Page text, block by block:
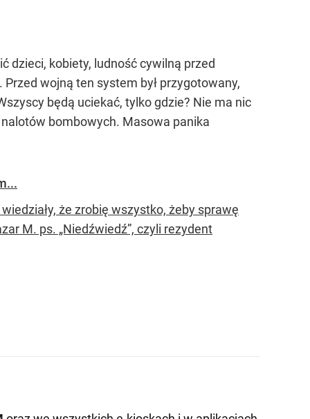
dzieci, kobiety, ludność cywilną przed
wojną ten system był przygotowany,
będą uciekać, tylko gdzie? Nie ma nic
bombowych. Masowa panika
że zrobię wszystko, żeby sprawę
M. ps. „Niedźwiedź”, czyli rezydent